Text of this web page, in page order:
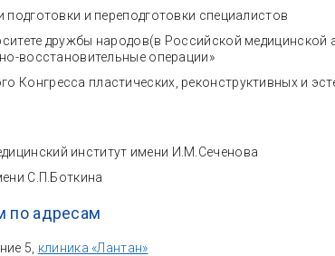
подготовки и переподготовки специалистов
дружбы народов(в Российской
восстановительные операции»
Конгресса пластических, реконструктивных и
институт имени И.М.Сеченова
С.П.Боткина
по адресам
5, клиника «Лантан»